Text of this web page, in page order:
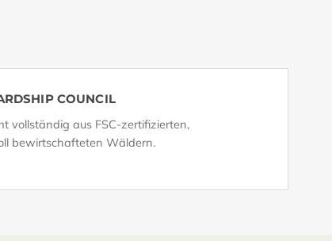
COUNCIL
vollständig aus FSC-zertifizierten,
bewirtschafteten Wäldern.